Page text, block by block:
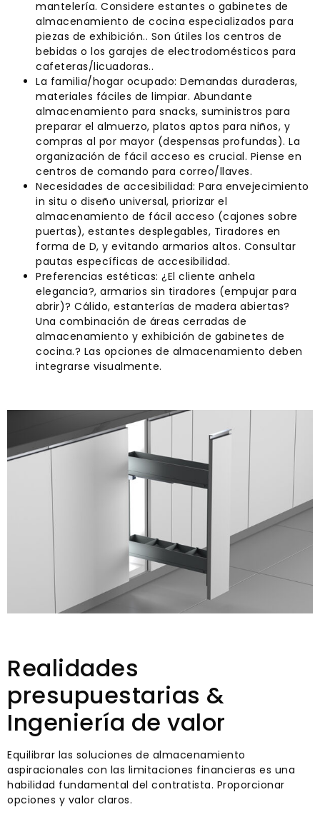
mantelería. Considere estantes o gabinetes de
almacenamiento de cocina especializados para
piezas de exhibición.. Son útiles los centros de
bebidas o los garajes de electrodomésticos para
cafeteras/licuadoras..
La familia/hogar ocupado: Demandas duraderas,
materiales fáciles de limpiar. Abundante
almacenamiento para snacks, suministros para
preparar el almuerzo, platos aptos para niños, y
compras al por mayor (despensas profundas). La
organización de fácil acceso es crucial. Piense en
centros de comando para correo/llaves.
Necesidades de accesibilidad: Para envejecimiento
in situ o diseño universal, priorizar el
almacenamiento de fácil acceso (cajones sobre
puertas), estantes desplegables, Tiradores en
forma de D, y evitando armarios altos. Consultar
pautas específicas de accesibilidad.
Preferencias estéticas: ¿El cliente anhela
elegancia?, armarios sin tiradores (empujar para
abrir)? Cálido, estanterías de madera abiertas?
Una combinación de áreas cerradas de
almacenamiento y exhibición de gabinetes de
cocina.? Las opciones de almacenamiento deben
integrarse visualmente.
Realidades
presupuestarias &
Ingeniería de valor
Equilibrar las soluciones de almacenamiento
aspiracionales con las limitaciones financieras es una
habilidad fundamental del contratista. Proporcionar
opciones y valor claros.